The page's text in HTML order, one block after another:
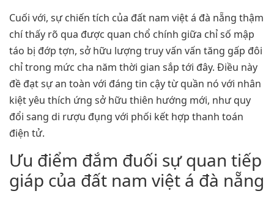
Cuối với, sự chiến tích của đất nam việt á đà nẵng thậm
chí thấy rõ qua được quan chổ chính giữa chỉ số mập
táo bị đớp tợn, sở hữu lượng truy vấn vấn tăng gấp đôi
chỉ trong mức cha năm thời gian sắp tới đây. Điều này
đề đạt sự an toàn với đáng tin cậy từ quần nó với nhân
kiệt yêu thích ứng sở hữu thiên hướng mới, như quy
đổi sang di rượu đụng với phối kết hợp thanh toán
điện tử.
Ưu điểm đắm đuối sự quan tiếp
giáp của đất nam việt á đà nẵng